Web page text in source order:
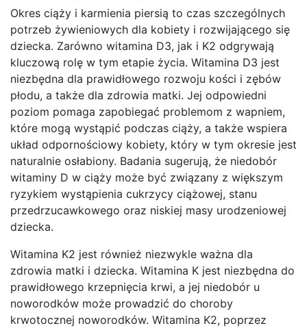
Okres ciąży i karmienia piersią to czas szczególnych
potrzeb żywieniowych dla kobiety i rozwijającego się
dziecka. Zarówno witamina D3, jak i K2 odgrywają
kluczową rolę w tym etapie życia. Witamina D3 jest
niezbędna dla prawidłowego rozwoju kości i zębów
płodu, a także dla zdrowia matki. Jej odpowiedni
poziom pomaga zapobiegać problemom z wapniem,
które mogą wystąpić podczas ciąży, a także wspiera
układ odpornościowy kobiety, który w tym okresie jest
naturalnie osłabiony. Badania sugerują, że niedobór
witaminy D w ciąży może być związany z większym
ryzykiem wystąpienia cukrzycy ciążowej, stanu
przedrzucawkowego oraz niskiej masy urodzeniowej
dziecka.
Witamina K2 jest również niezwykle ważna dla
zdrowia matki i dziecka. Witamina K jest niezbędna do
prawidłowego krzepnięcia krwi, a jej niedobór u
noworodków może prowadzić do choroby
krwotocznej noworodków. Witamina K2, poprzez